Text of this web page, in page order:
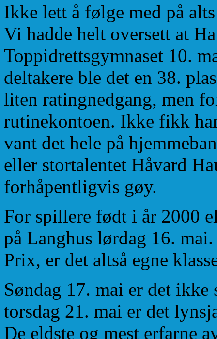
Ikke lett å følge med på
Vi hadde helt oversett at
Toppidrettsgymnaset 10.
deltakere ble det en 38.
liten ratingnedgang, men
rutinekontoen. Ikke fikk
vant det hele på
eller stortalentet Håvard
forhåpentligvis gøy.
For spillere født i år 2000
på Langhus lørdag 16.
Prix, er det altså egne
Søndag 17. mai er det
torsdag 21. mai er det
De eldste og mest erfarne